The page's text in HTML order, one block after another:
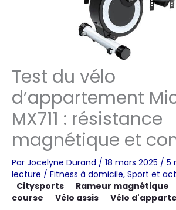
Test du vélo
d’appartement
MX711 : résistance
magnétique et
Par Jocelyne Durand / 18 mars 2025 / 5
lecture / Fitness à domicile, Sport et
Citysports
Rameur magnétique
course
Vélo assis Vélo